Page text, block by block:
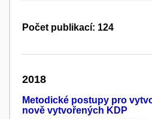
Počet publikací: 124
2018
Metodické postupy pro
nově vytvořených KDP